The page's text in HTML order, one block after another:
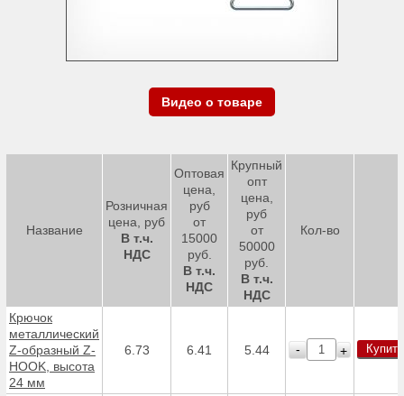
Видео о товаре
Название
Розничная
цена, руб
В т.ч.
НДС
Оптовая
цена,
руб
от
15000
руб.
В т.ч.
НДС
Крупный
опт
цена,
руб
от
50000
руб.
В т.ч.
НДС
Кол-во
Крючок
металлический
Z-образный Z-
HOOK, высота
24 мм
6.73 6.41 5.44 - + Купить